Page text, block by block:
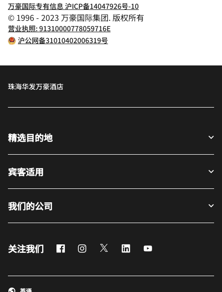
万豪国际专有信息 沪ICP备14047926号-10
© 1996 - 2023 万豪国际集团. 版权所有
营业执照: 91310000778059716E
沪公网备31010402006319号
珠海华发万豪酒店
精选目的地
宾客适用
我们的公司
关注我们 FacebookInstagram
Twitter LinkedIn